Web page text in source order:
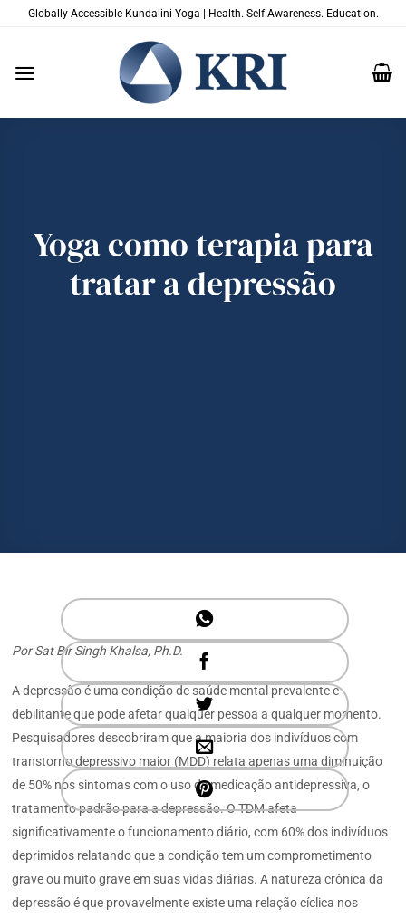
Globally Accessible Kundalini Yoga | Health. Self Awareness. Education.
Yoga como terapia para
tratar a depressão
Por Sat Bir Singh Khalsa, Ph.D.
A depressão é uma condição de saúde mental prevalente e
debilitante que pode afetar qualquer pessoa a qualquer momento.
Pesquisadores descobriram que a maioria dos indivíduos com
transtorno depressivo maior (MDD) relata apenas uma diminuição
de 50% nos sintomas com o uso de medicação antidepressiva, o
tratamento padrão para a depressão. O TDM afeta
significativamente o funcionamento diário, com 60% dos indivíduos
deprimidos relatando que a condição tem um comprometimento
grave ou muito grave em suas vidas diárias. A natureza crônica da
depressão é que provavelmente existe uma relação cíclica nos